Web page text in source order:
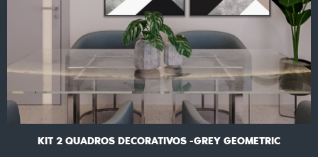
KIT 2 QUADROS DECORATIVOS -GREY GEOMETRIC